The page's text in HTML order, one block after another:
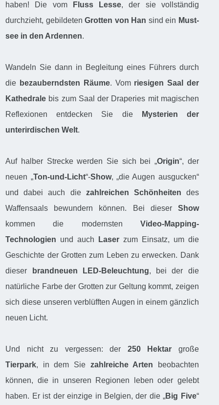
haben! Die vom
Fluss Lesse, der sie vollständig
durchzieht, gebildetenGrotten von Han sind ein Must-
see in den Ardennen.
Wandeln Sie dann in Begleitung eines Führers durch
die bezauberndsten Räume. Vom riesigen Saal der
Kathedrale bis zum Saal der Draperies mit magischen
Reflexionen entdecken Sie die
Mysterien der
unterirdischen Welt.
Auf halber Strecke werden Sie sich bei „Origin“, der
neuen „Ton-und-Licht“-Show, „die Augen ausgucken“
und dabei auch die zahlreichen Schönheiten des
Waffensaals bewundern können. Bei dieser Show
kommen die modernsten Video-Mapping-
Technologien und auch Laser zum Einsatz, um die
Geschichte der Grotten zum Leben zu erwecken. Dank
dieser
brandneuen LED-Beleuchtung, bei der die
natürliche Farbe der Grotten zur Geltung kommt, zeigen
sich diese unseren verblüfften Augen in einem gänzlich
neuen Licht.
Und nicht zu vergessen: der 250 Hektar große
Tierpark, in dem Sie zahlreiche Arten beobachten
können, die in unseren Regionen leben oder gelebt
haben. Er ist der einzige in Belgien, der die „Big Five“